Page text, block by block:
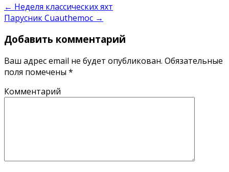
← Неделя классических яхт
Парусник Cuauthemoc →
Добавить комментарий
Ваш адрес email не будет опубликован. Обязательные
поля помечены *
Комментарий